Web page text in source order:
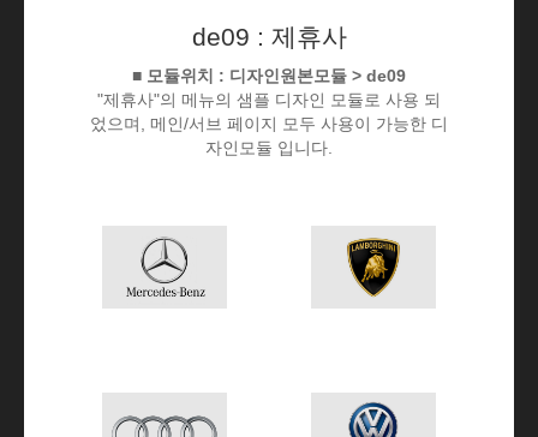
de09 : 제휴사
■ 모듈위치 : 디자인원본모듈 > de09
"제휴사"의 메뉴의 샘플 디자인 모듈로 사용 되
었으며, 메인/서브 페이지 모두 사용이 가능한 디
자인모듈 입니다.